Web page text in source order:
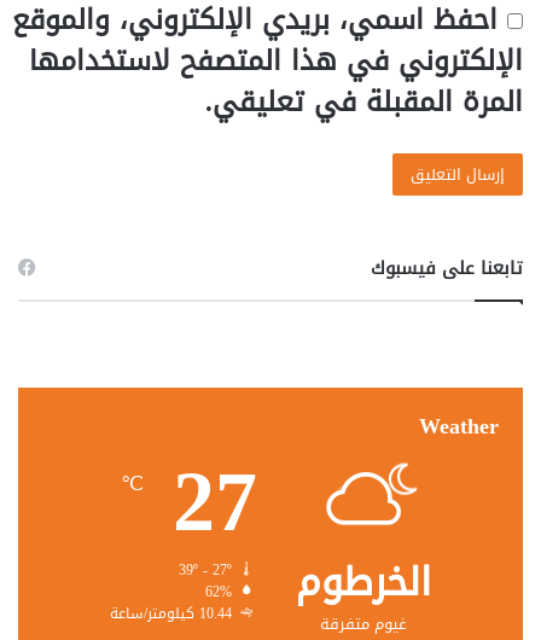
احفظ اسمي، بريدي الإلكتروني، والموقع
الإلكتروني في هذا المتصفح لاستخدامها
المرة المقبلة في تعليقي.
تابعنا على فيسبوك
Weather
الخرطوم
غيوم متفرقة
27
℃
62%
10.44 كيلومتر/ساعة